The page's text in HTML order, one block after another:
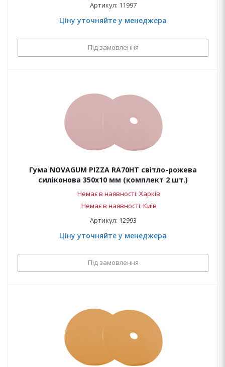
Артикул: 11997
Ціну уточняйте у менеджера
Під замовлення
Гума NOVAGUM PIZZA RA70HT світло-рожева
силіконова 350x10 мм (комплект 2 шт.)
Немає в наявності: Харків
Немає в наявності: Київ
Артикул: 12993
Ціну уточняйте у менеджера
Під замовлення